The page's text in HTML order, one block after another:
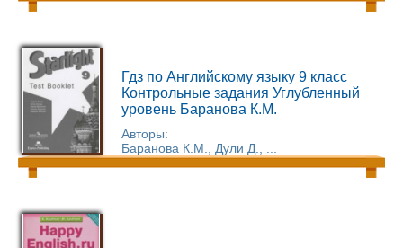
Гдз по Английскому языку 9 класс
Контрольные задания Углубленный
уровень Баранова К.М.
Авторы:
Баранова К.М., Дули Д., ...